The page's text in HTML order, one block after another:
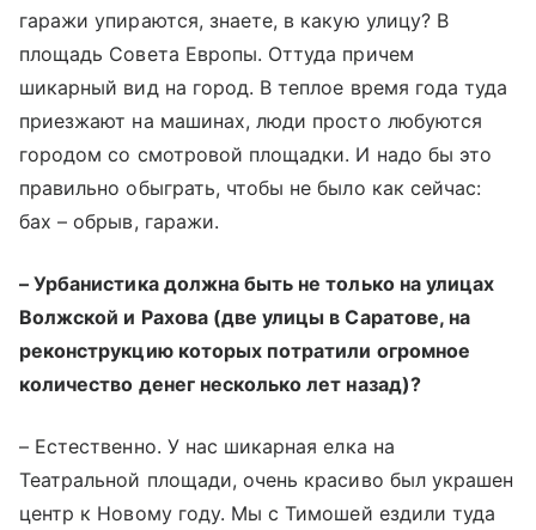
гаражи упираются, знаете, в какую улицу? В
площадь Совета Европы. Оттуда причем
шикарный вид на город. В теплое время года туда
приезжают на машинах, люди просто любуются
городом со смотровой площадки. И надо бы это
правильно обыграть, чтобы не было как сейчас:
бах – обрыв, гаражи.
– Урбанистика должна быть не только на улицах
Волжской и Рахова (две улицы в Саратове, на
реконструкцию которых потратили огромное
количество денег несколько лет назад)?
– Естественно. У нас шикарная елка на
Театральной площади, очень красиво был украшен
центр к Новому году. Мы с Тимошей ездили туда